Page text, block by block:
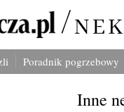
Poradnik pogrzebowy
Inne